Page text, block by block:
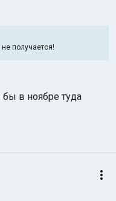
получается!
в ноябре туда